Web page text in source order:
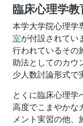
臨床心理学
本学大学院心理学
室が付設されてい
行われているその
助法としてのカウ
少人数討論形式で
とくに臨床心理学
高度でこまやかな
メント実習の他、